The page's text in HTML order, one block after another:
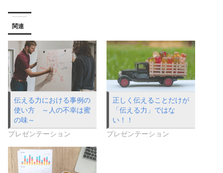
関連
伝える力における事例の
使い方 ～人の不幸は蜜
の味～
プレゼンテーション
正しく伝えることだけが
「伝える力」ではな
い！！
プレゼンテーション